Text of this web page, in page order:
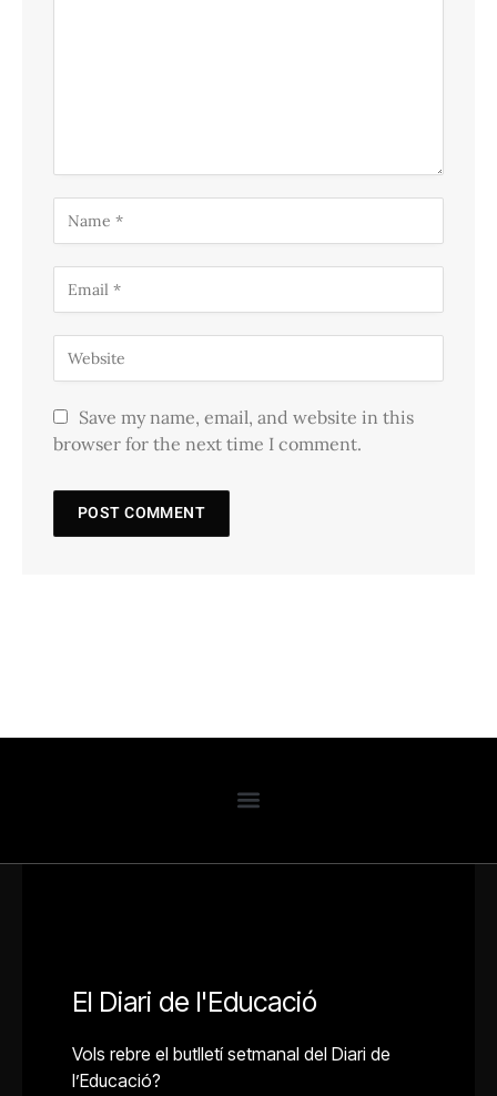
Save my name, email, and website in this
browser for the next time I comment.